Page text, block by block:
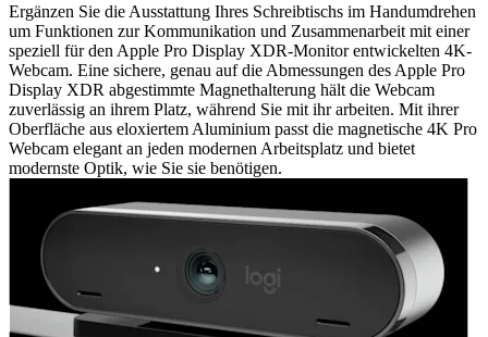
Ergänzen Sie die Ausstattung Ihres Schreibtischs im Handumdrehen
um Funktionen zur Kommunikation und Zusammenarbeit mit einer
speziell für den Apple Pro Display XDR-Monitor entwickelten 4K-
Webcam. Eine sichere, genau auf die Abmessungen des Apple Pro
Display XDR abgestimmte Magnethalterung hält die Webcam
zuverlässig an ihrem Platz, während Sie mit ihr arbeiten. Mit ihrer
Oberfläche aus eloxiertem Aluminium passt die magnetische 4K Pro
Webcam elegant an jeden modernen Arbeitsplatz und bietet
modernste Optik, wie Sie sie benötigen.